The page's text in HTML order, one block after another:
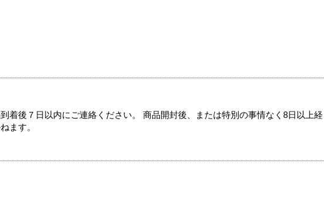
着後７日以内にご連絡ください。 商品開封後、または特別の事情なく8日以上経
ます。